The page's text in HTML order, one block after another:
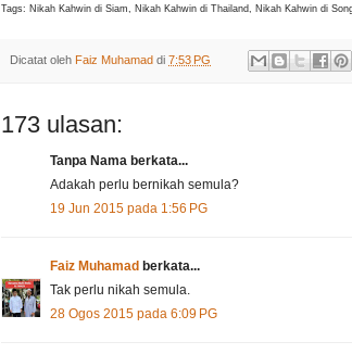
Tags: Nikah Kahwin di Siam, Nikah Kahwin di Thailand, Nikah Kahwin di
Dicatat oleh Faiz Muhamad di 7:53 PG
173 ulasan:
Tanpa Nama berkata...
Adakah perlu bernikah semula?
19 Jun 2015 pada 1:56 PG
Faiz Muhamad berkata...
Tak perlu nikah semula.
28 Ogos 2015 pada 6:09 PG